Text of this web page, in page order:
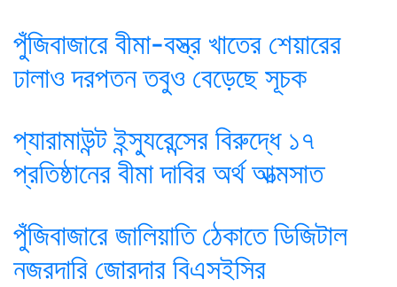
পুঁজিবাজারে বীমা-বস্ত্র খাতের শেয়ারের
ঢালাও দরপতন তবুও বেড়েছে সূচক
প্যারামাউন্ট ইন্স্যুরেন্সের বিরুদ্ধে ১৭
প্রতিষ্ঠানের বীমা দাবির অর্থ আত্মসাত
পুঁজিবাজারে জালিয়াতি ঠেকাতে ডিজিটাল
নজরদারি জোরদার বিএসইসির